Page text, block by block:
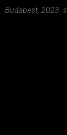
Budapest, 2023.